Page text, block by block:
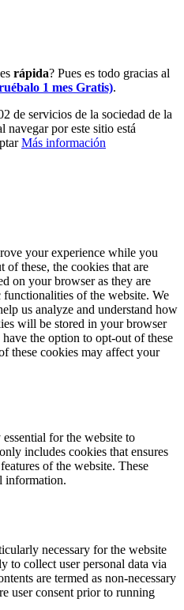
rápida? Pues es todo gracias al
1 mes Gratis).
de servicios de la sociedad de la
navegar por este sitio está
Más información
your experience while you
of these, the cookies that are
on your browser as they are
of the website. We
us analyze and understand how
will be stored in your browser
the option to opt-out of these
these cookies may affect your
for the website to
includes cookies that ensures
of the website. These
information.
necessary for the website
to collect user personal data via
are termed as non-necessary
user consent prior to running